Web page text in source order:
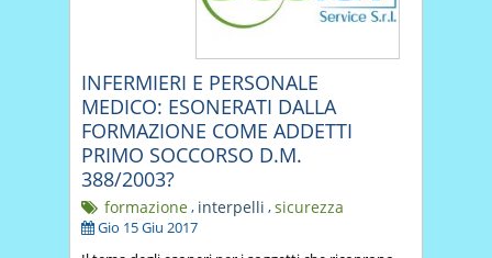
INFERMIERI E PERSONALE
MEDICO: ESONERATI DALLA
FORMAZIONE COME ADDETTI
PRIMO SOCCORSO D.M.
388/2003?
formazione, interpelli ,sicurezza
Gio 15 Giu 2017